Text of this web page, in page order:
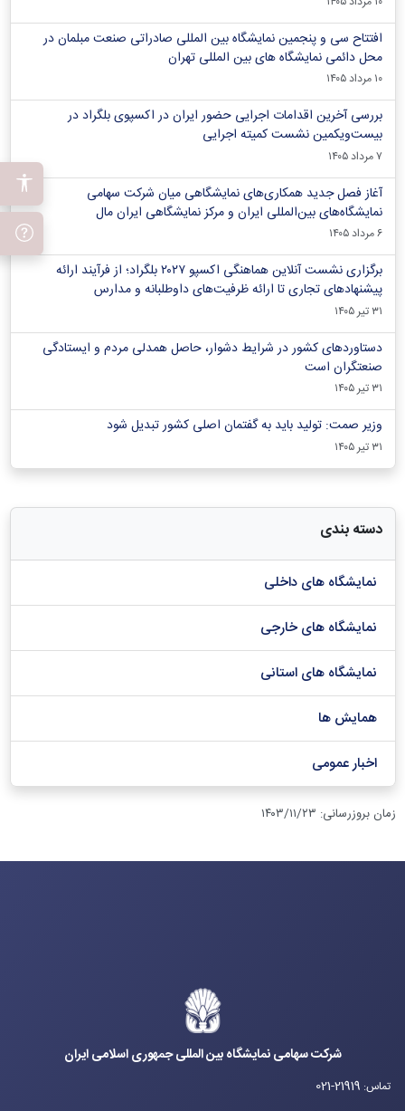
افتتاح سی و پنجمین نمایشگاه بین المللی صادراتی صنعت مبلمان در
محل دائمی نمایشگاه های بین المللی تهران
۱۰ مرداد ۱۴۰۵
بررسی آخرین اقدامات اجرایی حضور ایران در اکسپوی بلگراد در
بیست‌ویکمین نشست کمیته اجرایی
۷ مرداد ۱۴۰۵
آغاز فصل جدید همکاری‌های نمایشگاهی میان شرکت سهامی
نمایشگاه‌های بین‌المللی ایران و مرکز نمایشگاهی ایران‌ مال
۶ مرداد ۱۴۰۵
برگزاری نشست آنلاین هماهنگی اکسپو ۲۰۲۷ بلگراد؛ از فرآیند ارائه
پیشنهادهای تجاری تا ارائه ظرفیت‌های داوطلبانه و مدارس
۳۱ تیر ۱۴۰۵
دستاوردهای کشور در شرایط دشوار، حاصل همدلی مردم و ایستادگی
صنعتگران است
۳۱ تیر ۱۴۰۵
وزیر صمت: تولید باید به گفتمان اصلی کشور تبدیل شود
۳۱ تیر ۱۴۰۵
دسته بندی
نمایشگاه های داخلی
نمایشگاه های خارجی
نمایشگاه های استانی
همایش ها
اخبار عمومی
زمان بروزرسانی: ۱۴۰۳/۱۱/۲۳
شرکت سهامی نمایشگاه بین المللی جمهوری اسلامی ایران
تماس:
021-21919